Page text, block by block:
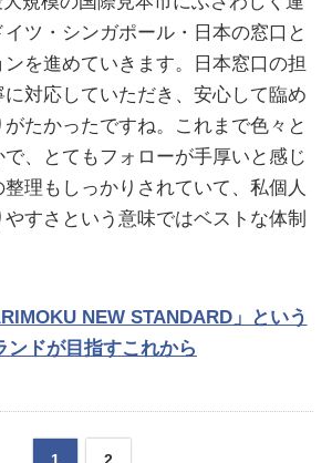
ツ・シンガポール・日本の窓口と
を進めていきます。日本窓口の担
対応していただき、安心して臨め
たかったですね。これまで色々と
、とてもフォローが手厚いと感じ
理もしっかりされていて、私個人
すさという意味ではベストな体制
NEW STANDARD」という
ンドが目指すこれから